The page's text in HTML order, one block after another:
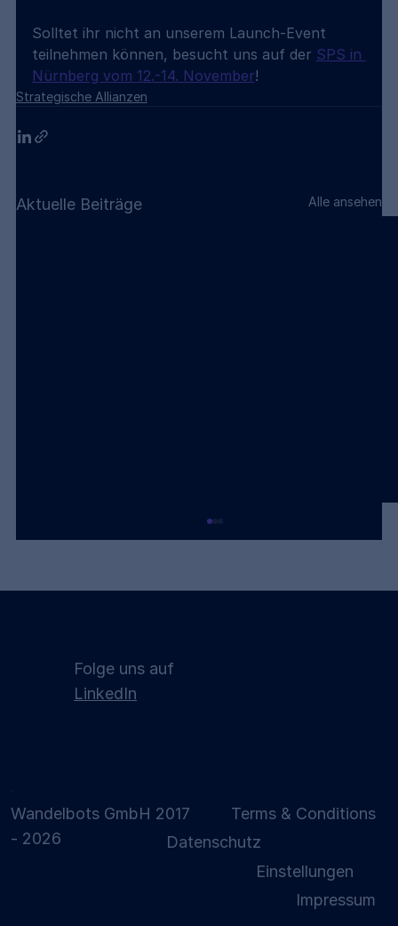
Solltet ihr nicht an unserem Launch-Event
teilnehmen können, besucht uns auf der SPS in
Nürnberg vom 12.-14. November!
Strategische Allianzen
Aktuelle Beiträge Alle ansehen
Folge uns auf
LinkedIn
Wandelbots GmbH 2017
- 2026
Terms & Conditions
Datenschutz
Impressum
Einstellungen